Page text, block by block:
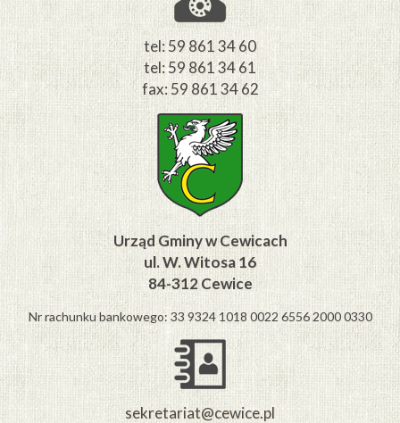
tel: 59 861 34 60
tel: 59 861 34 61
fax: 59 861 34 62
Urząd Gminy w Cewicach
ul. W. Witosa 16
84-312 Cewice
Nr rachunku bankowego: 33 9324 1018 0022 6556 2000 0330
sekretariat@cewice.pl